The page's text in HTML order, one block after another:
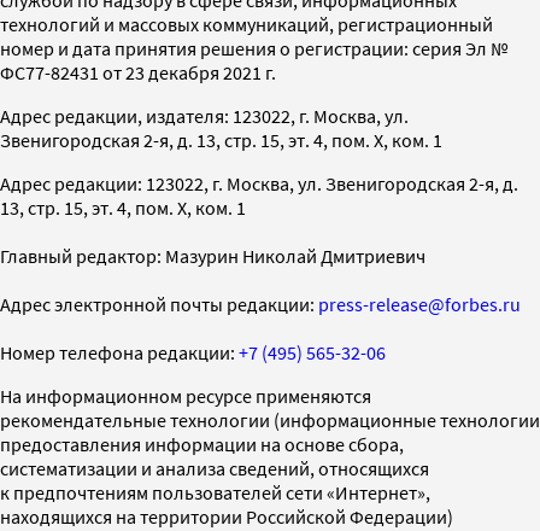
технологий и массовых коммуникаций, регистрационный
номер и дата принятия решения о регистрации: серия Эл №
ФС77-82431 от 23 декабря 2021 г.
Адрес редакции, издателя: 123022, г. Москва, ул.
Звенигородская 2-я, д. 13, стр. 15, эт. 4, пом. X, ком. 1
Адрес редакции: 123022, г. Москва, ул. Звенигородская 2-я, д.
13, стр. 15, эт. 4, пом. X, ком. 1
Главный редактор: Мазурин Николай Дмитриевич
Адрес электронной почты редакции: press-release@forbes.ru
Номер телефона редакции: +7 (495) 565-32-06
На информационном ресурсе применяются
рекомендательные технологии (информационные технологии
предоставления информации на основе сбора,
систематизации и анализа сведений, относящихся
к предпочтениям пользователей сети «Интернет»,
находящихся на территории Российской Федерации)